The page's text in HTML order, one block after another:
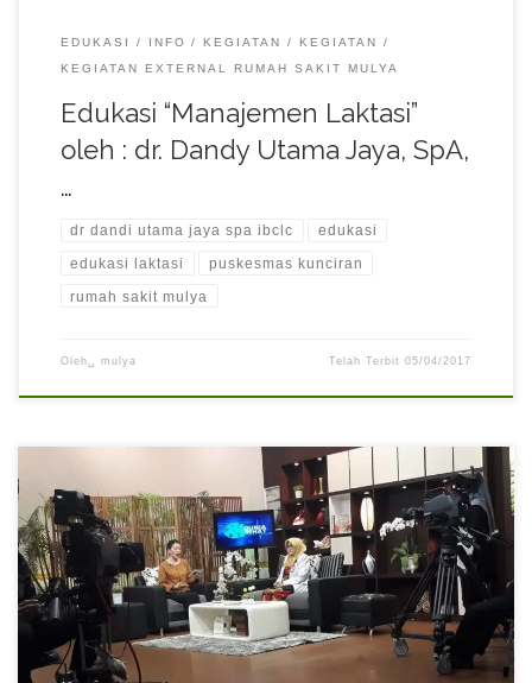
EDUKASI INFO KEGIATAN
KEGIATAN
KEGIATAN EXTERNAL RUMAH SAKIT MULYA
Edukasi “Manajemen Laktasi”
oleh : dr. Dandy Utama Jaya, SpA,
…
dr dandi utama jaya spa ibclc edukasi
edukasi laktasi puskesmas kunciran
rumah sakit mulya
Oleh␣ mulya Telah Terbit05/04/2017
Live Interactive bersama dr. Sri Rahayu, Sp.PD, tentang “Bahaya
Thypus Berulang” di DAAi TV dalam acara Dunia Sehat.